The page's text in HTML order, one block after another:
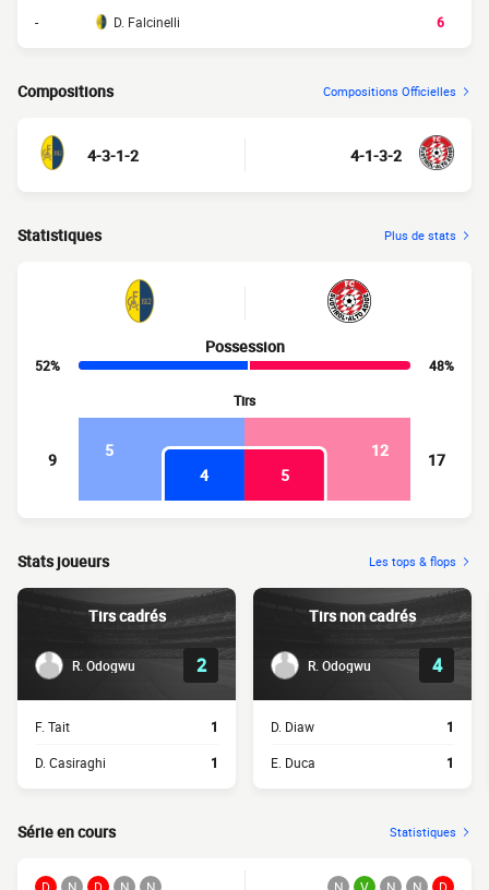
-
D. Falcinelli 6
Compositions Compositions Officielles
4-3-1-2 4-1-3-2
Statistiques Plus de stats
Possession
52%
48%
Tirs
9 5
12
4
5
17
Stats joueurs Les tops & flops
Tirs cadrés
R. Odogwu 2
F. Tait 1
D. Casiraghi 1
Tirs non cadrés
R. Odogwu 4
D. Diaw 1
E. Duca 1
Série en cours Statistiques